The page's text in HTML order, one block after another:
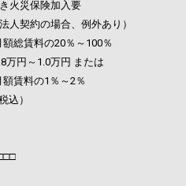
災保険加入要
契約の場合、例外あり）
料の20％～100％
1.0万円 または
の1％～2％
）